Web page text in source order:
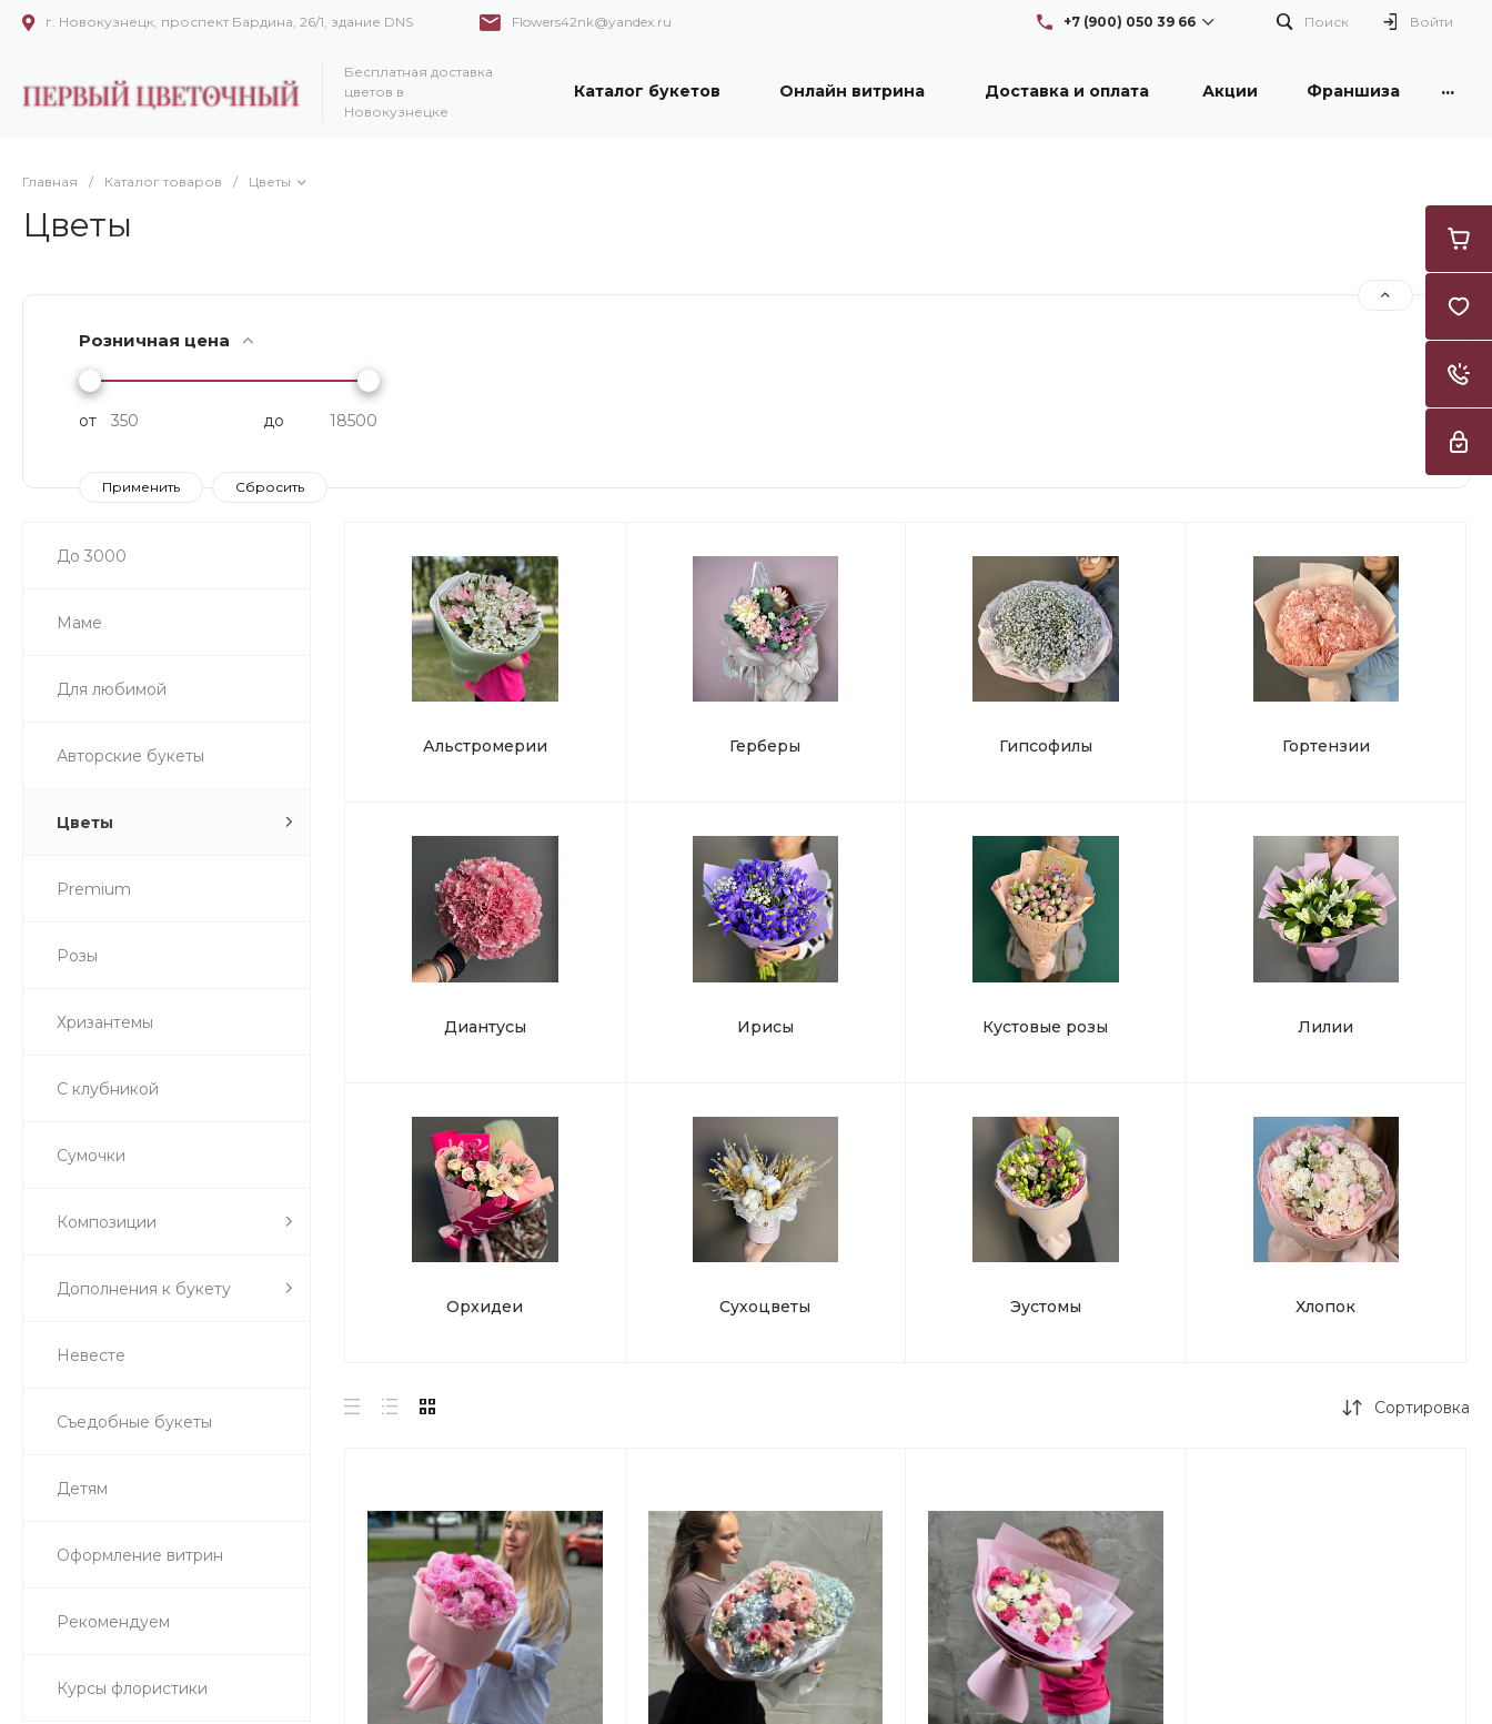
г. Новокузнецк, проспект Бардина, 26/1, здание DNS Flowers42nk@yandex.ru +7 (900) 050 39 66 Поиск Войти
Бесплатная доставка
цветов в
Новокузнецке
Каталог букетов Онлайн витрина Доставка и оплата Акции Франшиза ...
Главная / Каталог товаров / Цветы
Цветы
Розничная цена
от до
До 3000
Маме
Для любимой
Авторские букеты
Цветы
Premium
Розы
Хризантемы
С клубникой
Сумочки
Композиции
Дополнения к букету
Невесте
Съедобные букеты
Детям
Оформление витрин
Рекомендуем
Курсы флористики
Альстромерии Герберы Гипсофилы Гортензии
Диантусы Ирисы Кустовые розы Лилии
Орхидеи Сухоцветы Эустомы Хлопок
Сортировка